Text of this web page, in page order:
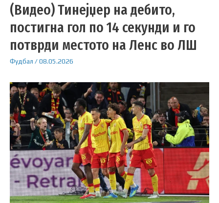
(Видео) Тинејџер на дебито,
постигна гол по 14 секунди и го
потврди местото на Ленс во ЛШ
Фудбал /08.05.2026